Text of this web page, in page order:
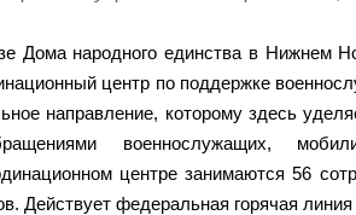
Дома народного единства в Нижнем
центр по поддержке
направление, которому здесь
военнослужащих,
центре занимаются 56
Действует федеральная горячая линия